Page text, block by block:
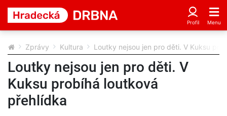
Zprávy Kultura Loutky nejsou jen pro děti. V Kuksu
Loutky nejsou jen pro děti. V
Kuksu probíhá loutková
přehlídka